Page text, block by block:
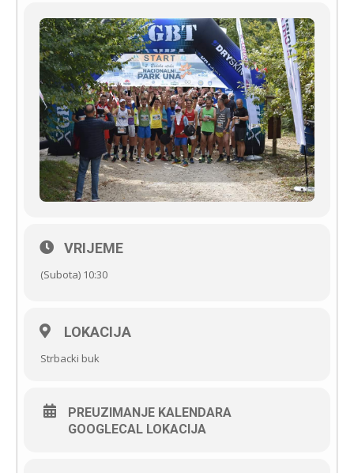
VRIJEME
(Subota) 10:30
LOKACIJA
Strbacki buk
PREUZIMANJE KALENDARA
GOOGLECAL LOKACIJA